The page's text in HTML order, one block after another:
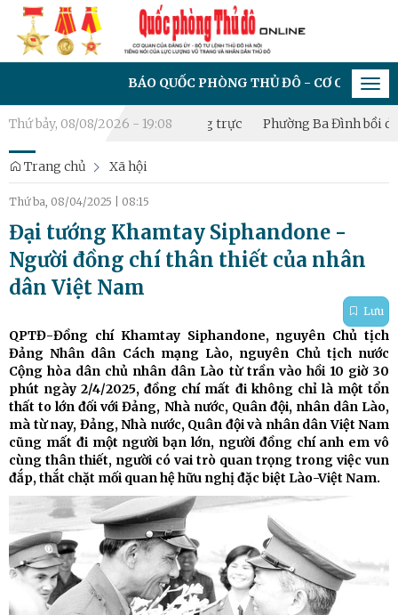
BÁO QUỐC PHÒNG THỦ ĐÔ - CƠ QUAN CỦA
Thứ bảy, 08/08/2026 - 19:08
Tiểu đội Dân quân thường trực Phường Ba Đình bồi dưỡng
Trang chủ Xã hội
Thứ ba, 08/04/2025 08:15
Đại tướng Khamtay Siphandone -
Người đồng chí thân thiết của nhân
dân Việt Nam
Lưu
QPTĐ-Đồng chí Khamtay Siphandone, nguyên Chủ tịch
Đảng Nhân dân Cách mạng Lào, nguyên Chủ tịch nước
Cộng hòa dân chủ nhân dân Lào từ trần vào hồi 10 giờ 30
phút ngày 2/4/2025, đồng chí mất đi không chỉ là một tổn
thất to lớn đối với Đảng, Nhà nước, Quân đội, nhân dân Lào,
mà từ nay, Đảng, Nhà nước, Quân đội và nhân dân Việt Nam
cũng mất đi một người bạn lớn, người đồng chí anh em vô
cùng thân thiết, người có vai trò quan trọng trong việc vun
đắp, thắt chặt mối quan hệ hữu nghị đặc biệt Lào-Việt Nam.